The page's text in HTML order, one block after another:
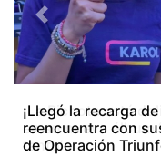
¡La Bichota está
en su nuevo álbum
tanto’
Previous